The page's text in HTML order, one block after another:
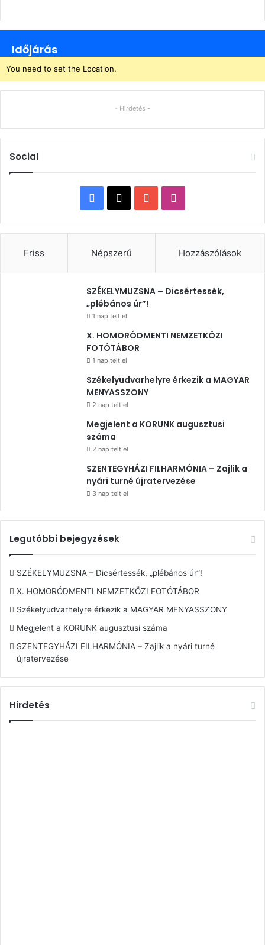
Időjárás
You need to set the Location.
- Hirdetés -
Social
Facebook
X YouTube
Friss Népszerű Hozzászólások
SZÉKELYMUZSNA – Dicsértessék,
„plébános úr”!
1 nap telt el
X. HOMORÓDMENTI NEMZETKÖZI
FOTÓTÁBOR
1 nap telt el
Székelyudvarhelyre érkezik a MAGYAR
MENYASSZONY
2 nap telt el
Megjelent a KORUNK augusztusi
száma
2 nap telt el
SZENTEGYHÁZI FILHARMÓNIA – Zajlik a
nyári turné újratervezése
3 nap telt el
Legutóbbi bejegyzések
SZÉKELYMUZSNA – Dicsértessék, „plébános úr”!
X. HOMORÓDMENTI NEMZETKÖZI FOTÓTÁBOR
Székelyudvarhelyre érkezik a MAGYAR MENYASSZONY
Megjelent a KORUNK augusztusi száma
SZENTEGYHÁZI FILHARMÓNIA – Zajlik a nyári turné
újratervezése
Hirdetés